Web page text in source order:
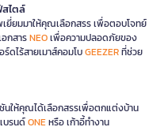
สไตล์
ยี่ยมมาให้คุณเลือกสรร เพื่อตอบโจทย์
กสารNEOเพื่อความปลอดภัยของ
ดไร้สายเมาส์คอมโบGEEZERที่ช่วย
ให้คุณได้เลือกสรรเพื่อตกแต่งบ้าน
บรนด์ONEหรือ เก้าอี้ทำงาน